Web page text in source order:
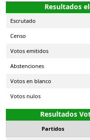
Resultados
Escrutado
Censo
Votos emitidos
Abstenciones
Votos en blanco
Votos nulos
Resultados
Partidos